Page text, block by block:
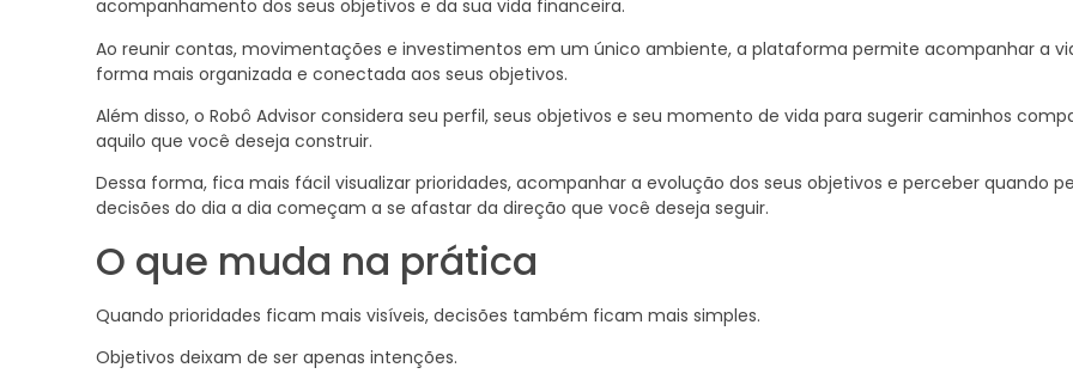
acompanhamento dos seus objetivos e da sua vida financeira.
Ao reunir contas, movimentações e investimentos em um único ambiente, a plataforma permite acompanhar a
forma mais organizada e conectada aos seus objetivos.
Além disso, o Robô Advisor considera seu perfil, seus objetivos e seu momento de vida para sugerir caminhos
aquilo que você deseja construir.
Dessa forma, fica mais fácil visualizar prioridades, acompanhar a evolução dos seus objetivos e perceber quando
decisões do dia a dia começam a se afastar da direção que você deseja seguir.
O que muda na prática
Quando prioridades ficam mais visíveis, decisões também ficam mais simples.
Objetivos deixam de ser apenas intenções.